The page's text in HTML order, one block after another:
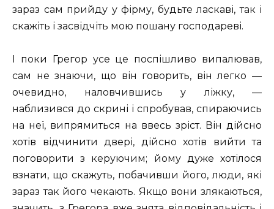
зараз сам прийду у фірму, будьте ласкаві, так і
скажіть і засвідчіть мою пошану господареві.
І поки Грегор усе це поспішливо випалював,
сам не знаючи, що він говорить, він легко —
очевидно, наловчившись у ліжку, —
наблизився до скрині і спробував, спираючись
на неї, випрямиться на ввесь зріст. Він дійсно
хотів відчинити двері, дійсно хотів вийти та
поговорити з керуючим; йому дуже хотілося
взнати, що скажуть, побачивши його, люди, які
зараз так його чекають. Якщо вони злякаються,